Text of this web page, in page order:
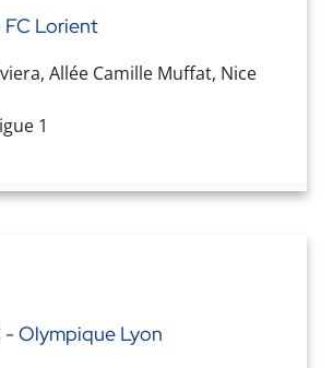
FC Lorient
Allée Camille Muffat, Nice
1
- Olympique Lyon